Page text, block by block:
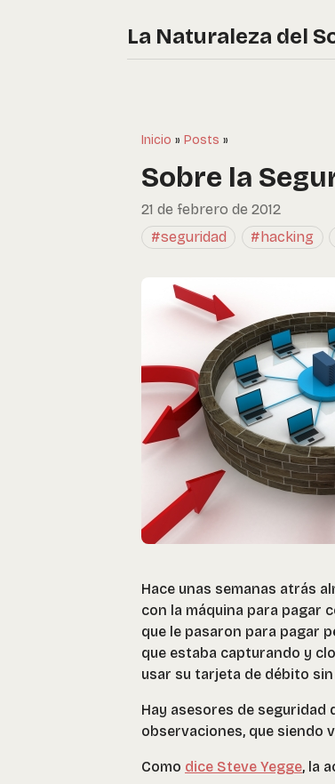
La Naturaleza del
Inicio » Posts »
Sobre la
21 de febrero de 2012
#seguridad
#hacking
Hace unas semanas atrás
con la máquina para pagar
que le pasaron para pagar
que estaba capturando y
usar su tarjeta de débito
Hay asesores de seguridad
observaciones, que siendo
Como dice Steve Yegge, la